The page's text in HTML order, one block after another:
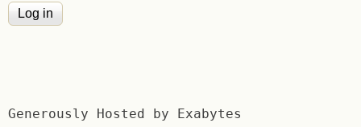
Generously Hosted by Exabytes